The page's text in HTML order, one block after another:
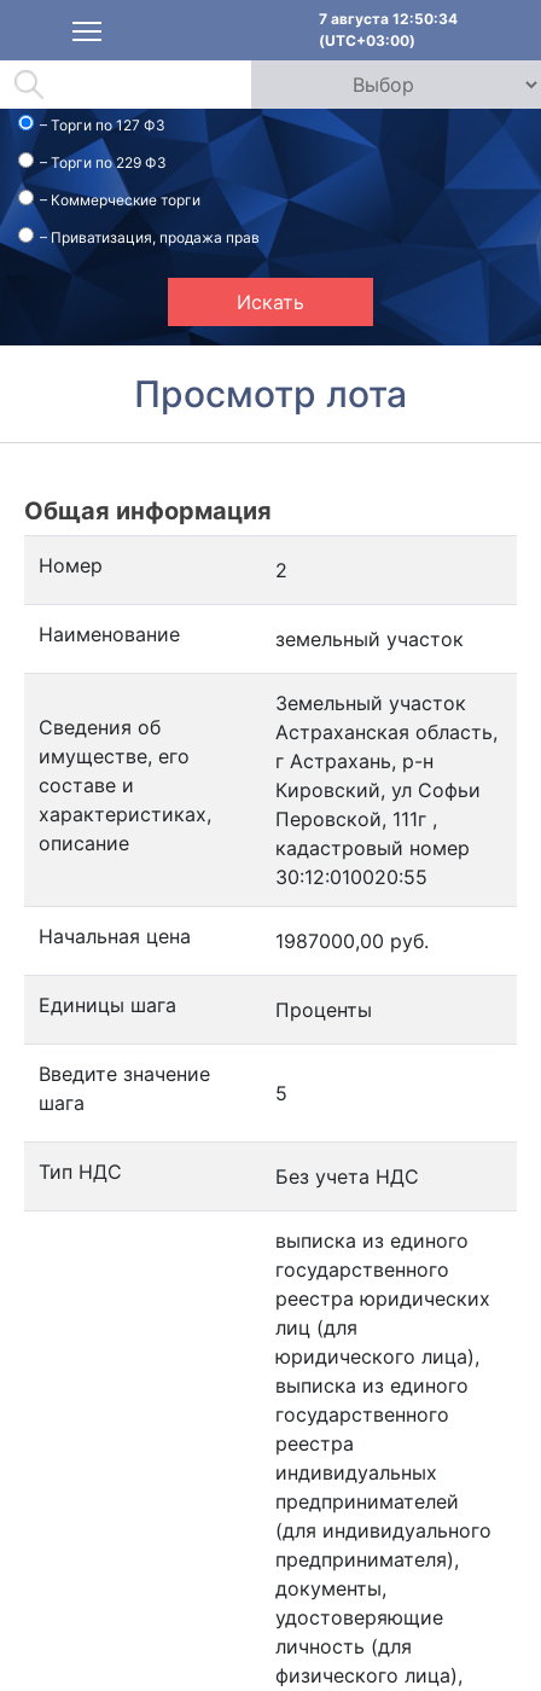
7 августа 12:50:34
(UTC+03:00)
Искать
– Торги по 127 ФЗ
– Торги по 229 ФЗ
– Коммерческие торги
– Приватизация, продажа прав
Просмотр лота
Общая информация
Номер 2
Наименование земельный участок
Сведения об
имуществе, его
составе и
характеристиках,
описание
Земельный участок
Астраханская область,
г Астрахань, р-н
Кировский, ул Софьи
Перовской, 111г ,
кадастровый номер
30:12:010020:55
Начальная цена 1987000,00 руб.
Единицы шага Проценты
Введите значение
шага
5
Тип НДС Без учета НДС
выписка из единого
государственного
реестра юридических
лиц (для
юридического лица),
выписка из единого
государственного
реестра
индивидуальных
предпринимателей
(для индивидуального
предпринимателя),
документы,
удостоверяющие
личность (для
физического лица),